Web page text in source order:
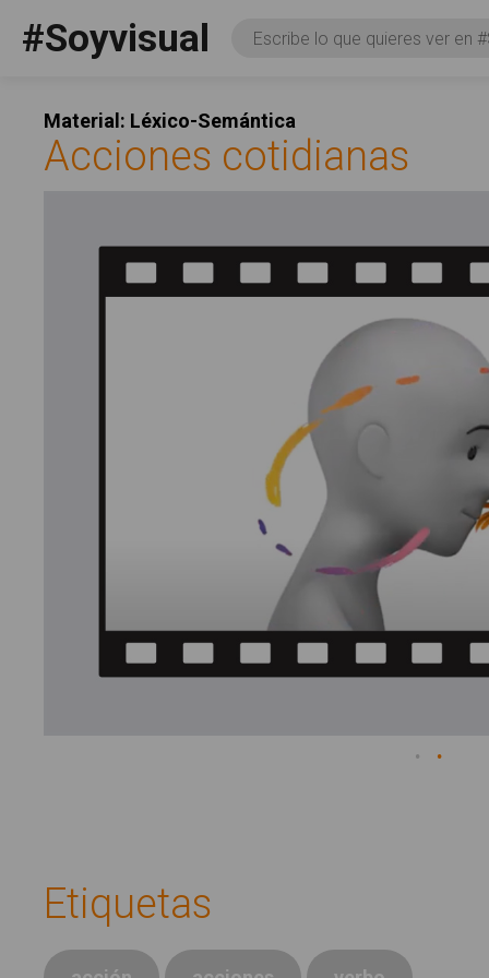
#Soyvisual Consulta
Material: Léxico-Semántica
Acciones cotidianas
Etiquetas
Social
FacebookYouTubeTwitter